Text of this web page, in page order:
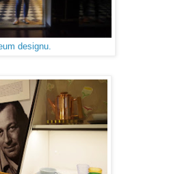
designu.